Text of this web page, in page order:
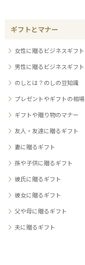
ギフトとマナー
女性に贈るビジネスギフト
男性に贈るビジネスギフト
のしとは？のしの豆知識
プレゼントやギフトの相場
ギフトや贈り物のマナー
友人・友達に贈るギフト
妻に贈るギフト
孫や子供に贈るギフト
彼氏に贈るギフト
彼女に贈るギフト
父や母に贈るギフト
夫に贈るギフト